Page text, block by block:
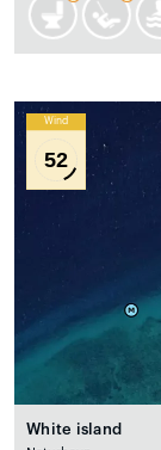
Wind
52
White island